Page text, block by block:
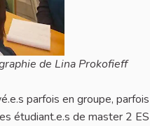
de Lina Prokofieff
parfois en groupe,
étudiant.e.s de master 2